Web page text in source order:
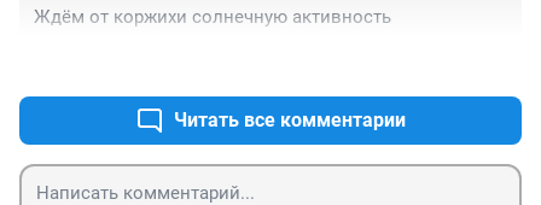
Ждём от коржихи солнечную активность
Читать все комментарии